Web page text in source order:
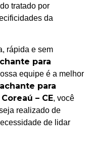
tratado por
da
rápida e sem
para
equipe é a melhor
para
– CE, você
realizado de
de lidar